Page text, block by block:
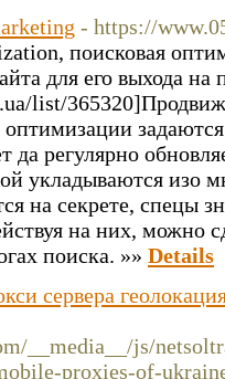
- https://
поисковая
для его выхода на
list/
да регулярно
укладываются изо
на секрете, спецы
на них, можно
поиска. »» Details
сервера
__media__/js/
proxies-of-